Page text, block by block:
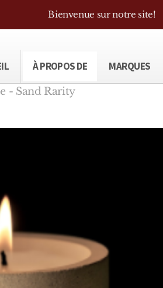
Bienvenue sur notre site!
À PROPOS DE MARQUES
- Sand Rarity